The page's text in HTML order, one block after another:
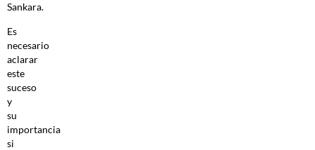
Sankara.
Es
necesario
aclarar
este
suceso
y
su
importancia
si